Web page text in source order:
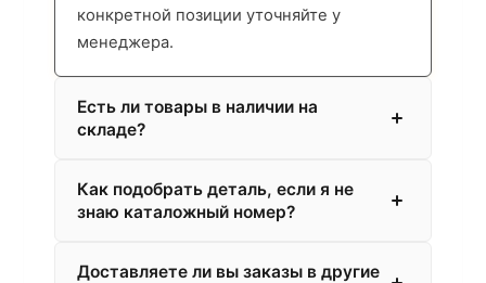
конкретной позиции уточняйте у
менеджера.
Есть ли товары в наличии на
складе?
Как подобрать деталь, если я не
знаю каталожный номер?
Доставляете ли вы заказы в другие